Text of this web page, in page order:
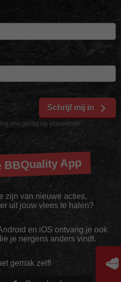
niet geldig op afgeprijsde
Schrijf mij in
BBQuality App
zijn van nieuwe acties,
uit jouw vlees te halen?
en iOS ontvang je ook
je nergens anders vindt.
gemak zelf! 🥩